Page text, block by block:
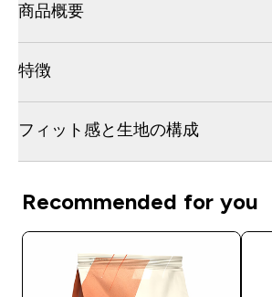
商品概要
特徴
フィット感と生地の構成
Recommended for you